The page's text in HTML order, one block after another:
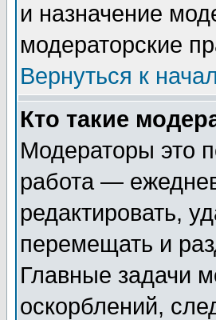
и назначение
модераторские
Вернуться к
Кто такие
Модераторы это
работа —
редактировать,
перемещать и
Главные задачи
оскорблений,